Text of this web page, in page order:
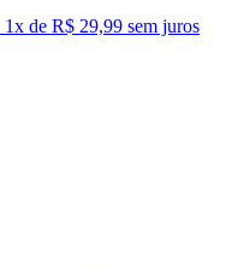
1x de R$ 29,99 sem juros